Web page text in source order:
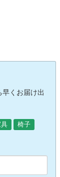
くお届け出
椅子